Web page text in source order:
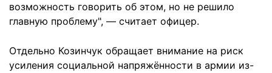
возможность говорить об этом, но не решило
главную проблему", — считает офицер.
Отдельно Козинчук обращает внимание на риск
усиления социальной напряжённости в армии из-